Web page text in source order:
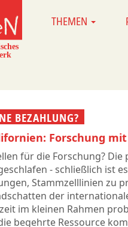
MAINTHEMEN
BEZAHLUNG?
Forschung mit
für die Forschung?
- schließlich ist
Stammzelllinien zu
der
im kleinen Rahmen
begehrte Ressource